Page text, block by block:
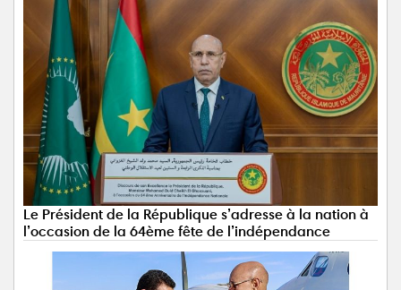
Le Président de la République s’adresse à la nation à
l’occasion de la 64ème fête de l’indépendance